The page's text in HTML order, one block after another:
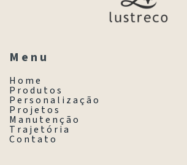
M e n u
H o m e
P r o d u t o s
P e r s o n a l i z a ç ã o
P r o j e t o s
M a n u t e n ç ã o
T r a j e t ó r i a
C o n t a t o